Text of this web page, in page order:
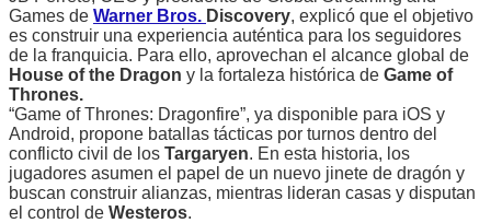
Games de Warner Bros. Discovery, explicó que el objetivo
es construir una experiencia auténtica para los seguidores
de la franquicia. Para ello, aprovechan el alcance global de
House of the Dragon y la fortaleza histórica de Game of
Thrones.
“Game of Thrones: Dragonfire”, ya disponible para iOS y
Android, propone batallas tácticas por turnos dentro del
conflicto civil de los Targaryen. En esta historia, los
jugadores asumen el papel de un nuevo jinete de dragón y
buscan construir alianzas, mientras lideran casas y disputan
el control de Westeros.